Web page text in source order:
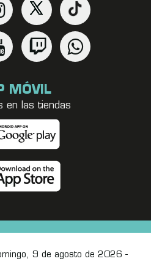
MÓVIL
en las tiendas
9 de agosto de 2026 -